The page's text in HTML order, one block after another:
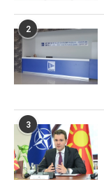
2
3